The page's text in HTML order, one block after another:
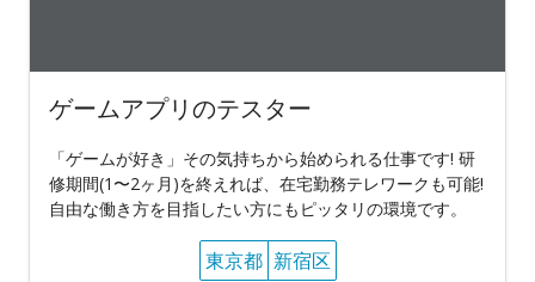
ゲームアプリのテスター
「ゲームが好き」その気持ちから始められる仕事です! 研
修期間(1〜2ヶ月)を終えれば、在宅勤務テレワークも可能!
自由な働き方を目指したい方にもピッタリの環境です。
東京都 新宿区